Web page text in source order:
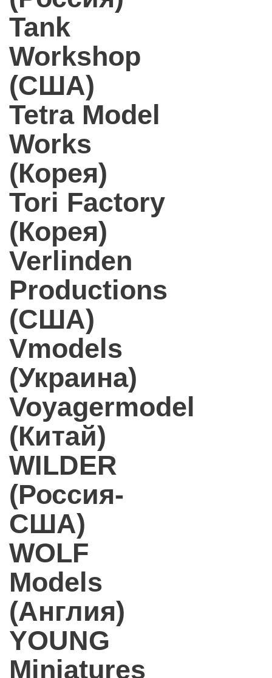
Tank
Workshop
(США)
Tetra Model
Works
(Корея)
Tori Factory
(Корея)
Verlinden
Productions
(США)
Vmodels
(Украина)
Voyagermodel
(Китай)
WILDER
(Россия-
США)
WOLF
Models
(Англия)
YOUNG
Miniatures